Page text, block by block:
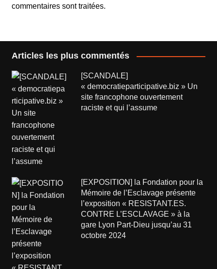
commentaires sont traitées.
Articles les plus commentés
[SCANDALE]
« democratieparticipative.biz » Un
site francophone ouvertement
raciste et qui l’assume
[EXPOSITION] la Fondation pour la
Mémoire de l’Esclavage présente
l’exposition « RESISTANT.ES.
CONTRE L’ESCLAVAGE » à la
gare Lyon Part-Dieu jusqu’au 31
octobre 2024